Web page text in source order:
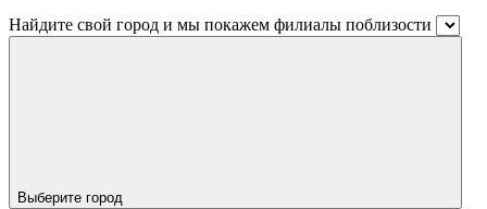
Найдите свой город и мы покажем филиалы поблизости
Выберите город